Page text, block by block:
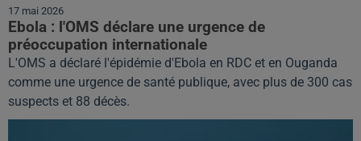
17 mai 2026
Ebola : l'OMS déclare une urgence de
préoccupation internationale
L'OMS a déclaré l'épidémie d'Ebola en RDC et en Ouganda
comme une urgence de santé publique, avec plus de 300 cas
suspects et 88 décès.